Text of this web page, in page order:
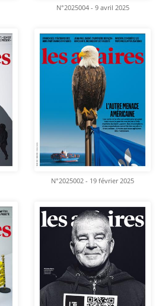
N°2025004 - 9 avril 2025
N°2025002 - 19 février 2025